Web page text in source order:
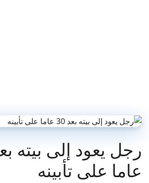
عاما على تأبينه